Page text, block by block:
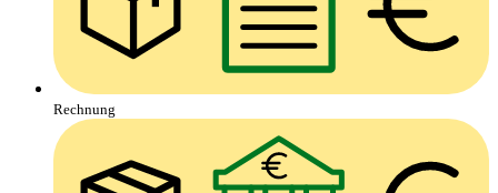
Rechnung